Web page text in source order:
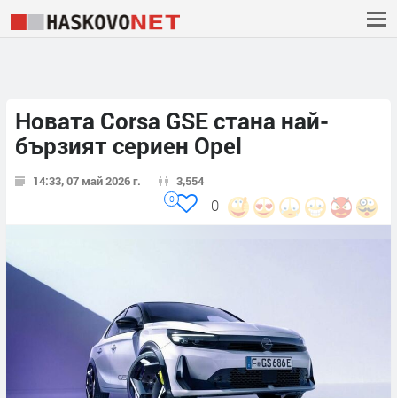
Новата Corsa GSE стана най-
бързият сериен Opel
14:33, 07 май 2026 г. 3,554
0
0